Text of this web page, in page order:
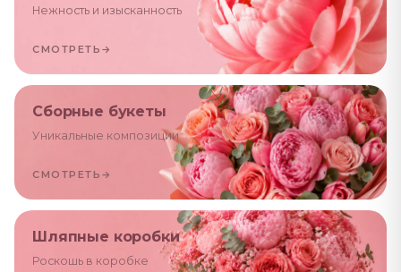
Нежность и изысканность
СМОТРЕТЬ →
Сборные букеты
Уникальные композиции
СМОТРЕТЬ →
Шляпные коробки
Роскошь в коробке